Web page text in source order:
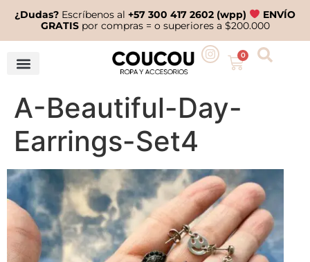
¿Dudas? Escríbenos al+57 300 417 2602 (wpp)
ENVÍO
GRATISpor compras = o superiores a $200.000
0
A-Beautiful-Day-
Earrings-Set4